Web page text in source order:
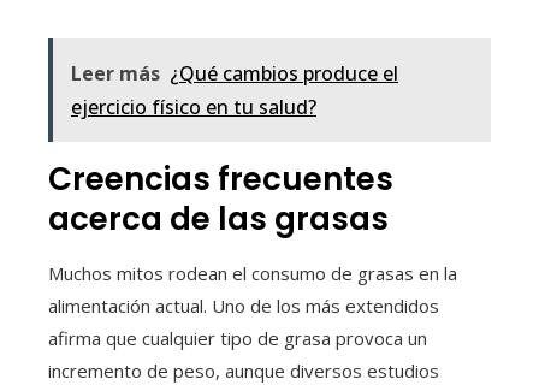
Leer más ¿Qué cambios produce el
ejercicio físico en tu salud?
Creencias frecuentes
acerca de las grasas
Muchos mitos rodean el consumo de grasas en la
alimentación actual. Uno de los más extendidos
afirma que cualquier tipo de grasa provoca un
incremento de peso, aunque diversos estudios